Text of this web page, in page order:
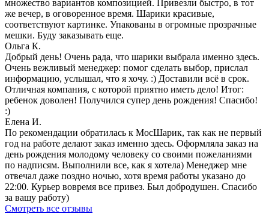
множество вариантов композицией. Привезли быстро, в тот
же вечер, в оговоренное время. Шарики красивые,
соответствуют картинке. Упакованы в огромные прозрачные
мешки. Буду заказывать еще.
Ольга К.
Добрый день! Очень рада, что шарики выбрала именно здесь.
Очень вежливый менеджер: помог сделать выбор, прислал
информацию, услышал, что я хочу. :) Доставили всё в срок.
Отличная компания, с которой приятно иметь дело! Итог:
ребенок доволен! Получился супер день рождения! Спасибо!
:)
Елена И.
По рекомендации обратилась к МосШарик, так как не первый
год на работе делают заказ именно здесь. Оформляла заказ на
день рождения молодому человеку со своими пожеланиями
по надписям. Выполнили все, как я хотела) Менеджер мне
отвечал даже поздно ночью, хотя время работы указано до
22:00. Курьер вовремя все привез. Был добродушен. Спасибо
за вашу работу)
Смотреть все отзывы